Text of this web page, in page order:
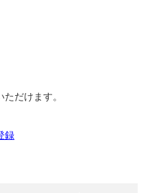
だけます。
録